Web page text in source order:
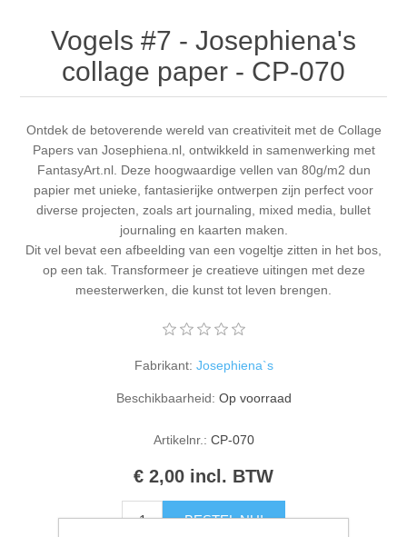
Inkleuren
Ranger
Staedtler
Kaarten 2023
kaarten 2022
Art journal 2022
Vogels #7 - Josephiena's
collage paper - CP-070
Ontdek de betoverende wereld van creativiteit met de Collage
Papers van Josephiena.nl, ontwikkeld in samenwerking met
FantasyArt.nl. Deze hoogwaardige vellen van 80g/m2 dun
papier met unieke, fantasierijke ontwerpen zijn perfect voor
diverse projecten, zoals art journaling, mixed media, bullet
journaling en kaarten maken.
Dit vel bevat een afbeelding van een vogeltje zitten in het bos,
op een tak. Transformeer je creatieve uitingen met deze
meesterwerken, die kunst tot leven brengen.
Fabrikant: Josephiena`s
Beschikbaarheid: Op voorraad
Artikelnr.: CP-070
€ 2,00 incl. BTW
BESTEL NU!